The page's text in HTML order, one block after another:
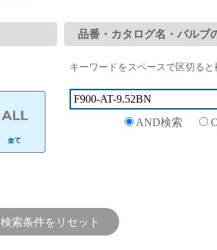
品番・カタログ名・バルブ
キーワードをスペースで区切ると
AND検索
検索条件をリセット